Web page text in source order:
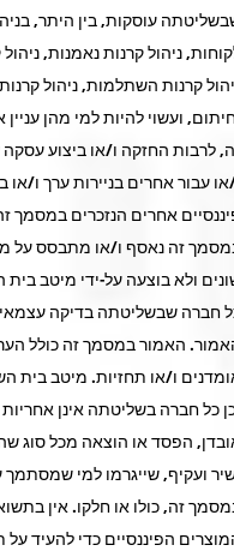
עוסקות, בין היתר,
ניהול קרנות נאמנות,
קרנות השתלמות, ניהול
ועשוי להיות למי מהן
לרבות החזקה ו/או ביצוע עסקה
או עבור אחרים בניירות ערך ו/או
אחרים הנזכרים במסמך
זה נאסף ו/או מתבסס על
ולא בוצעה על-ידי מיטב
חברה שבשליטתה בדיקה
האמור במסמך זה כולל
ו/או תחזיות. מיטב בית
כל חברה בשליטתה אינן אחריות
הפסד או הוצאה מכל סוג
ועקיף, שייגרמו למי
זה, כולו או חלקו. אין
הפיננסיים כדי להעיד